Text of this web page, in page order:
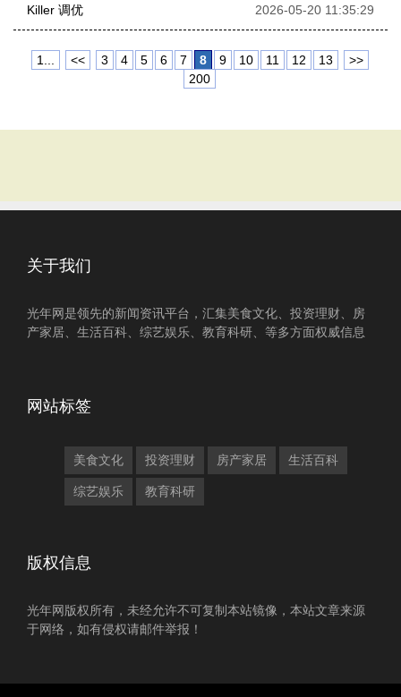
Killer 调优
2026-05-20 11:35:29
1... << 3 4 5 6 7 8 9 10 11 12 13
>>
200
关于我们
光年网是领先的新闻资讯平台，汇集美食文化、投资理财、房
产家居、生活百科、综艺娱乐、教育科研、等多方面权威信息
网站标签
美食文化 投资理财 房产家居 生活百科
综艺娱乐 教育科研
版权信息
光年网版权所有，未经允许不可复制本站镜像，本站文章来源
于网络，如有侵权请邮件举报！